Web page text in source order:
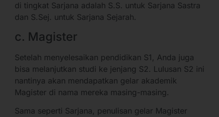
di tingkat Sarjana adalah S.S. untuk Sarjana Sastra
dan S.Sej. untuk Sarjana Sejarah.
c. Magister
Setelah menyelesaikan pendidikan S1, Anda juga
bisa melanjutkan studi ke jenjang S2. Lulusan S2 ini
nantinya akan mendapatkan gelar akademik
Magister di nama mereka masing-masing.
Sama seperti Sarjana, penulisan gelar Magister